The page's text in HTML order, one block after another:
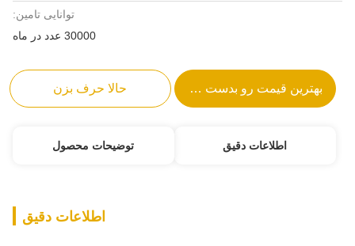
توانایی تامین:
30000 عدد در ماه
بهترین قیمت رو بدست بیار حالا حرف بزن
اطلاعات دقیق توضیحات محصول
اطلاعات دقیق